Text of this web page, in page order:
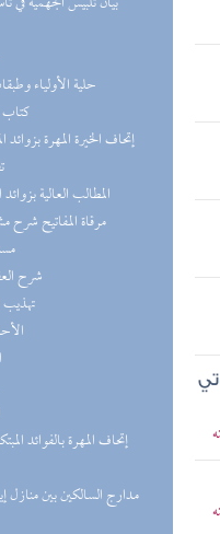
(10) حلية الأولياء
(9)
(9) إتحاف الخيرة المهرة
(9) المطالب العالية بزوائد
(9) مرقاة المفاتيح
(7) شرح
(7)
(6)